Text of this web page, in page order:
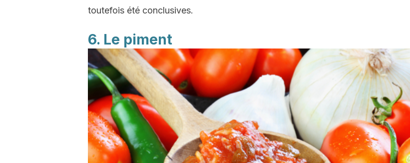
toutefois été conclusives.
6. Le piment